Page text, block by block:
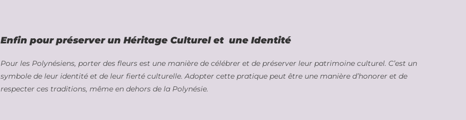
Enfin pour préserver un Héritage Culturel et une Identité
Pour les Polynésiens, porter des fleurs est une manière de célébrer et de préserver leur patrimoine culturel. C’est un
symbole de leur identité et de leur fierté culturelle. Adopter cette pratique peut être une manière d’honorer et de
respecter ces traditions, même en dehors de la Polynésie.